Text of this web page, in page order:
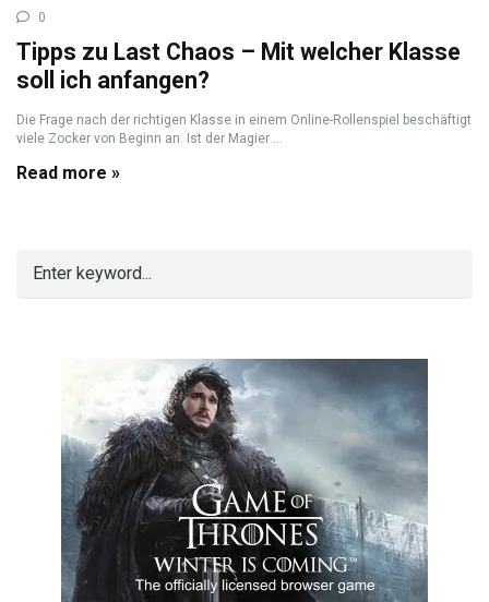
0
Tipps zu Last Chaos – Mit welcher Klasse
soll ich anfangen?
Die Frage nach der richtigen Klasse in einem Online-Rollenspiel beschäftigt
viele Zocker von Beginn an. Ist der Magier ...
Read more »